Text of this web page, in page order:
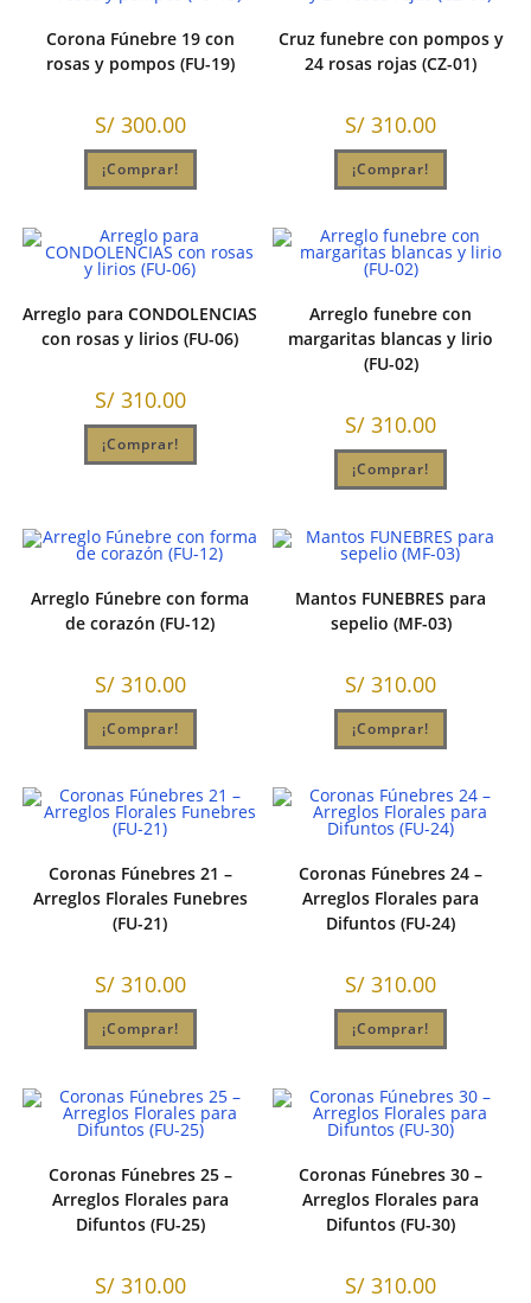
Corona Fúnebre 19 con
rosas y pompos (FU-19)
S/300.00
¡Comprar!
Cruz funebre con pompos y
24 rosas rojas (CZ-01)
S/ 310.00
¡Comprar!
Arreglo para CONDOLENCIAS
con rosas y lirios (FU-06)
S/310.00
¡Comprar!
Arreglo funebre con
margaritas blancas y lirio
(FU-02)
S/ 310.00
¡Comprar!
Arreglo Fúnebre con forma
de corazón (FU-12)
S/310.00
¡Comprar!
Mantos FUNEBRES para
sepelio (MF-03)
S/ 310.00
¡Comprar!
Coronas Fúnebres 21 –
Arreglos Florales Funebres
(FU-21)
S/310.00
¡Comprar!
Coronas Fúnebres 24 –
Arreglos Florales para
Difuntos (FU-24)
S/ 310.00
¡Comprar!
Coronas Fúnebres 25 –
Arreglos Florales para
Difuntos (FU-25)
S/310.00
Coronas Fúnebres 30 –
Arreglos Florales para
Difuntos (FU-30)
S/ 310.00